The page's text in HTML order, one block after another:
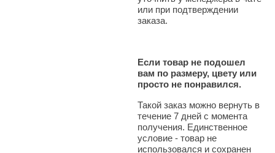
или при подтверждении
заказа.
Если товар не подошел
вам по размеру, цвету или
просто не понравился.
Такой заказ можно вернуть в
течение 7 дней с момента
получения. Единственное
условие - товар не
использовался и сохранен